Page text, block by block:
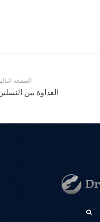
الصفجة
العداوة بين